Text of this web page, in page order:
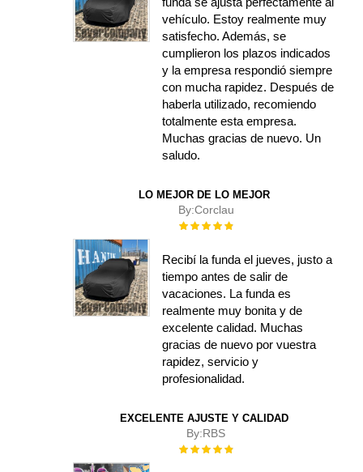
vehículo. Estoy realmente muy
satisfecho. Además, se
cumplieron los plazos indicados
y la empresa respondió siempre
con mucha rapidez. Después de
haberla utilizado, recomiendo
totalmente esta empresa.
Muchas gracias de nuevo. Un
saludo.
LO MEJOR DE LO MEJOR
By:Corclau
Rating:
Recibí la funda el jueves, justo a
tiempo antes de salir de
vacaciones. La funda es
realmente muy bonita y de
excelente calidad. Muchas
gracias de nuevo por vuestra
rapidez, servicio y
profesionalidad.
EXCELENTE AJUSTE Y CALIDAD
By:RBS
Rating: